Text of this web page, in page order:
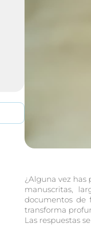
¿Alguna vez has
manuscritas,
documentos de
transforma
Las respuestas